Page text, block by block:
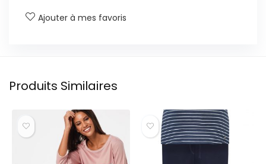
Ajouter à mes favoris
Produits Similaires